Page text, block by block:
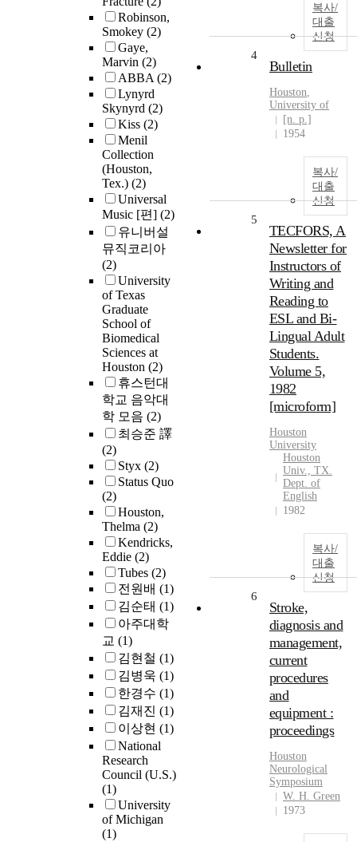
Robinson,
Smokey (2)
Gaye,
Marvin (2)
ABBA(2)
Lynyrd
Skynyrd (2)
Kiss (2)
Menil
Collection
(Houston,
Tex.) (2)
Universal
Music [편] (2)
유니버설
뮤직코리아
(2)
University
of Texas
Graduate
School of
Biomedical
Sciences at
Houston (2)
휴스턴대
학교 음악대
학 모음 (2)
최승준 譯
(2)
Styx (2)
Status Quo
(2)
Houston,
Thelma (2)
Kendricks,
Eddie (2)
Tubes (2)
전원배 (1)
김순태 (1)
아주대학
교 (1)
김현철 (1)
김병욱 (1)
한경수 (1)
김재진 (1)
이상현 (1)
National
Research
Council (U.S.)
(1)
University
of Michigan
(1)
복사/
대출
신청
4
Bulletin
Houston,
University of
[n. p.]
1954
복사/
대출
신청
5
TECFORS, A
Newsletter for
Instructors of
Writing and
Reading to
ESL and Bi-
Lingual Adult
Students.
Volume 5,
1982
[microform]
Houston
University
Houston
Univ., TX.
Dept. of
English
1982
복사/
대출
신청
6
Stroke,
diagnosis and
management,
current
procedures
and
equipment :
proceedings
Houston
Neurological
Symposium
W. H. Green
1973